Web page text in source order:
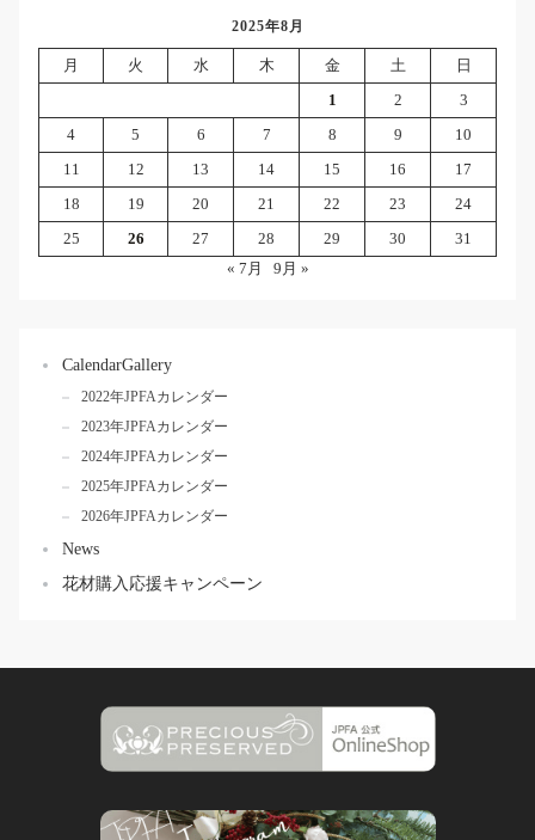
2025年8月
月 火 水 木 金 土
日
1
2
3
4
5 6 7 8 9
10
11
12 13 14 15 16
17
18
19 20 21 22 23
24
25
26 27 28 29 30
31
« 7月
9月 »
CalendarGallery
2022年JPFAカレンダー
2023年JPFAカレンダー
2024年JPFAカレンダー
2025年JPFAカレンダー
2026年JPFAカレンダー
News
花材購入応援キャンペーン